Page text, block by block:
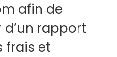
afin de
rapport
frais et